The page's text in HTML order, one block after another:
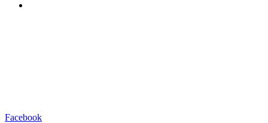
Facebook